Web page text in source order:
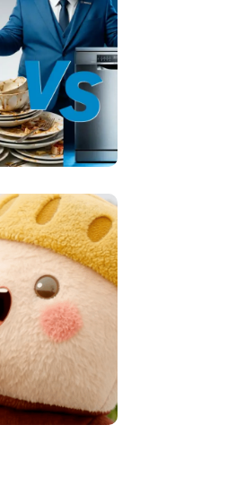
洗碗對決
與產品介紹
節2025
告與產品介紹